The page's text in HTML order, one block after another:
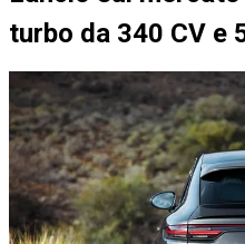
turbo da 340 CV e